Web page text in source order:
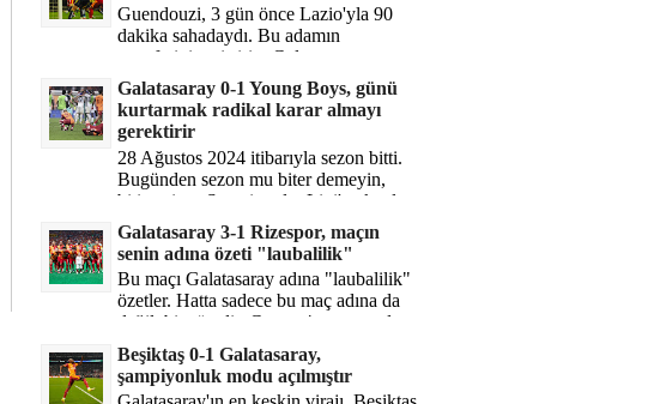
Guendouzi, 3 gün önce Lazio'yla 90
dakika sahadaydı. Bu adamın
transferini yetiştirip, Galatasaray
karşısında 11 oynamasını sağlıyorsun....
Galatasaray 0-1 Young Boys, günü
kurtarmak radikal karar almayı
gerektirir
28 Ağustos 2024 itibarıyla sezon bitti.
Bugünden sezon mu biter demeyin,
bitiyor işte. Şampiyonlar Ligi'ne katılım
hakkı senin misyonun ...
Galatasaray 3-1 Rizespor, maçın
senin adına özeti "laubalilik"
Bu maçı Galatasaray adına "laubalilik"
özetler. Hatta sadece bu maç adına da
değil, bir süredir. Geçen 4 maçta sadece
1 gol yedin ...
Beşiktaş 0-1 Galatasaray,
şampiyonluk modu açılmıştır